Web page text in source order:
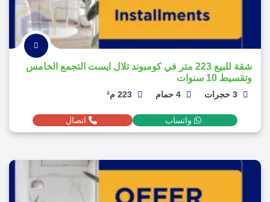
شقة للبيع 223 متر في كومبوند تلال ايست التجمع الخامس
وتقسيط 10 سنوات
3 حجرات 4 حمام 223 م²
واتساب اتصال